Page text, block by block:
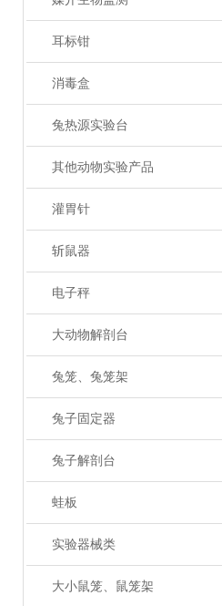
耳标钳
消毒盒
兔热源实验台
其他动物实验产品
灌胃针
斩鼠器
电子秤
大动物解剖台
兔笼、兔笼架
兔子固定器
兔子解剖台
蛙板
实验器械类
大小鼠笼、鼠笼架